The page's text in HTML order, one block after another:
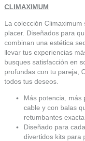
CLIMAXIMUM
La colección
placer. Diseñados para
combinan una estética
llevar tus experiencias
busques satisfacción en
profundas con tu pareja,
todos tus deseos.
Más potencia, más
cable y con balas
retumbantes
Diseñado para
divertidos kits para